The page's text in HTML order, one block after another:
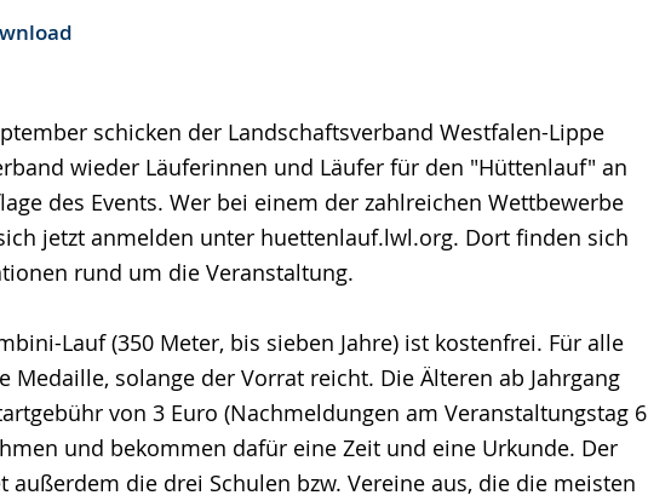
schicken der Landschaftsverband Westfalen-Lippe
wieder Läuferinnen und Läufer für den "Hüttenlauf" an
des Events. Wer bei einem der zahlreichen Wettbewerbe
jetzt anmelden unter huettenlauf.lwl.org. Dort finden sich
rund um die Veranstaltung.
Lauf (350 Meter, bis sieben Jahre) ist kostenfrei. Für alle
Medaille, solange der Vorrat reicht. Die Älteren ab Jahrgang
von 3 Euro (Nachmeldungen am Veranstaltungstag 6
und bekommen dafür eine Zeit und eine Urkunde. Der
außerdem die drei Schulen bzw. Vereine aus, die die meisten